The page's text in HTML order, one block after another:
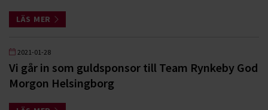
LÄS MER
2021-01-28
Vi går in som guldsponsor till Team Rynkeby God
Morgon Helsingborg